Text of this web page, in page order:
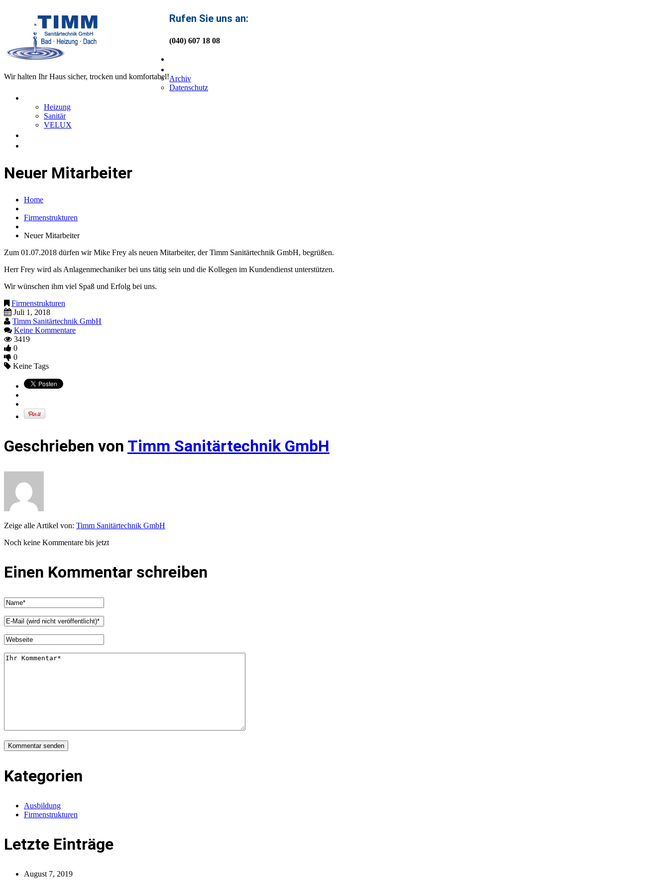
Wir halten Ihr Haus sicher, trocken und komfortabel!
Rufen Sie uns an:
(040) 607 18 08
Archiv
Datenschutz
Heizung
Sanitär
VELUX
Neuer Mitarbeiter
Home
Firmenstrukturen
Neuer Mitarbeiter
Zum 01.07.2018 dürfen wir Mike Frey als neuen Mitarbeiter, der Timm Sanitärtechnik GmbH, begrüßen.
Herr Frey wird als Anlagenmechaniker bei uns tätig sein und die Kollegen im Kundendienst unterstützen.
Wir wünschen ihm viel Spaß und Erfolg bei uns.
Firmenstrukturen
Juli 1, 2018
Timm Sanitärtechnik GmbH
Keine Kommentare
3419
0
0
Keine Tags
Geschrieben von Timm Sanitärtechnik GmbH
Zeige alle Artikel von: Timm Sanitärtechnik GmbH
Noch keine Kommentare bis jetzt
Einen Kommentar schreiben
Kategorien
Ausbildung
Firmenstrukturen
Letzte Einträge
August 7, 2019